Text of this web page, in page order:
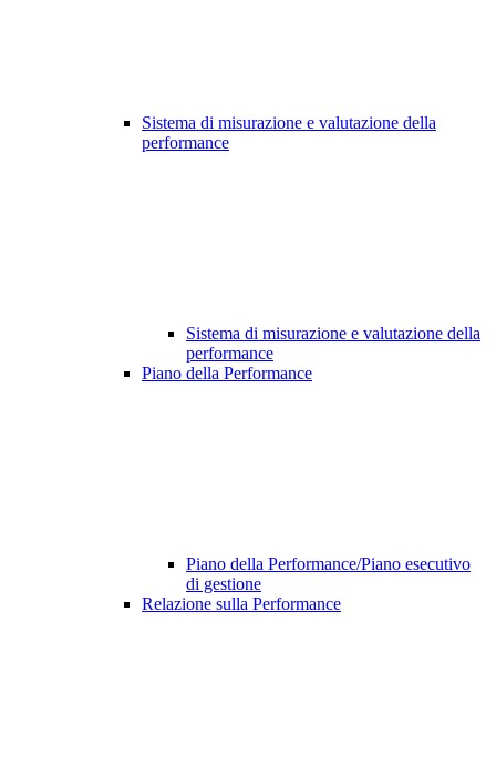
Sistema di misurazione e valutazione della
performance
Sistema di misurazione e valutazione della
performance
Piano della Performance
Piano della Performance/Piano esecutivo
di gestione
Relazione sulla Performance